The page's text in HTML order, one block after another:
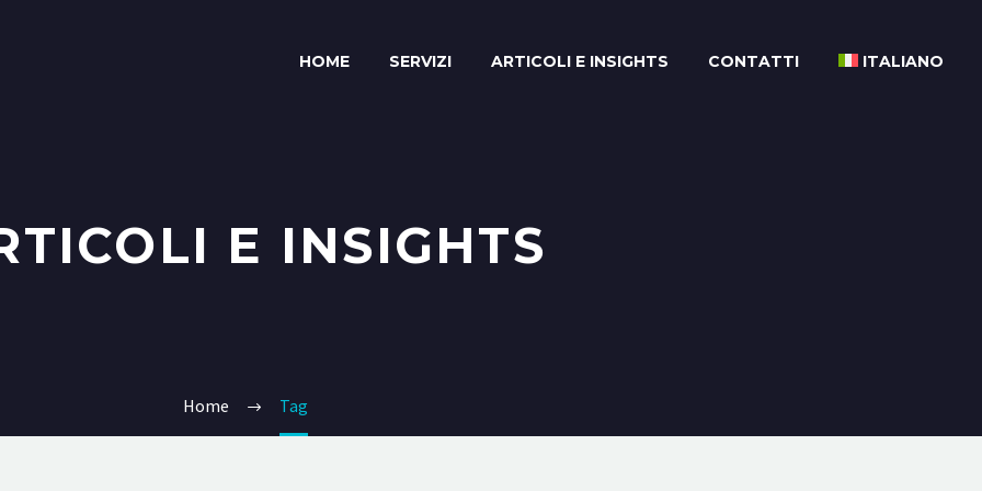
HOME SERVIZI ARTICOLI E INSIGHTS CONTATTI ITALIANO
E INSIGHTS
Home Tag